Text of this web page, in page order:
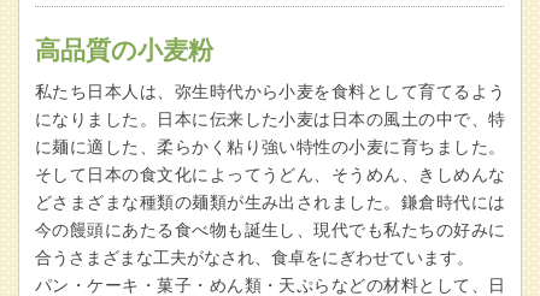
高品質の小麦粉
私たち日本人は、弥生時代から小麦を食料として育てるよう
になりました。日本に伝来した小麦は日本の風土の中で、特
に麺に適した、柔らかく粘り強い特性の小麦に育ちました。
そして日本の食文化によってうどん、そうめん、きしめんな
どさまざまな種類の麺類が生み出されました。鎌倉時代には
今の饅頭にあたる食べ物も誕生し、現代でも私たちの好みに
合うさまざまな工夫がなされ、食卓をにぎわせています。
パン・ケーキ・菓子・めん類・天ぷらなどの材料として、日